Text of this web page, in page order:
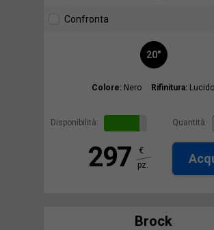
Confronta
20"
Colore: Nero Rifinitura: Lucido
Disponibilità: Quantità:
297
€
pz.
Brock